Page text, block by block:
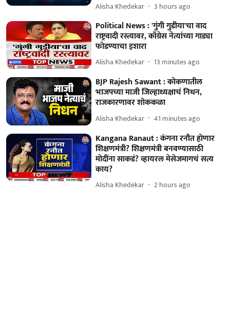
Alisha Khedekar 3 hours ago
Political News : 'गुंगी गुडीया'चा वाद
राष्ट्रवादी रस्त्यावर, काँग्रेस नेत्यांच्या गाड्या
फोडण्याचा इशारा
Alisha Khedekar 13 minutes ago
BJP Rajesh Sawant : कोकणातील
भाजपच्या माजी जिल्हाध्यक्षाचं निधन,
राजकारणावर शोककळा
Alisha Khedekar 41 minutes ago
Kangana Ranaut : कंगना रनौत होणार
शिक्षणमंत्री? शिक्षणमंत्री बनवण्यासाठी
मोदींना साकडं? व्हायरल मेसेजमागचं सत्य
काय?
Alisha Khedekar 2 hours ago